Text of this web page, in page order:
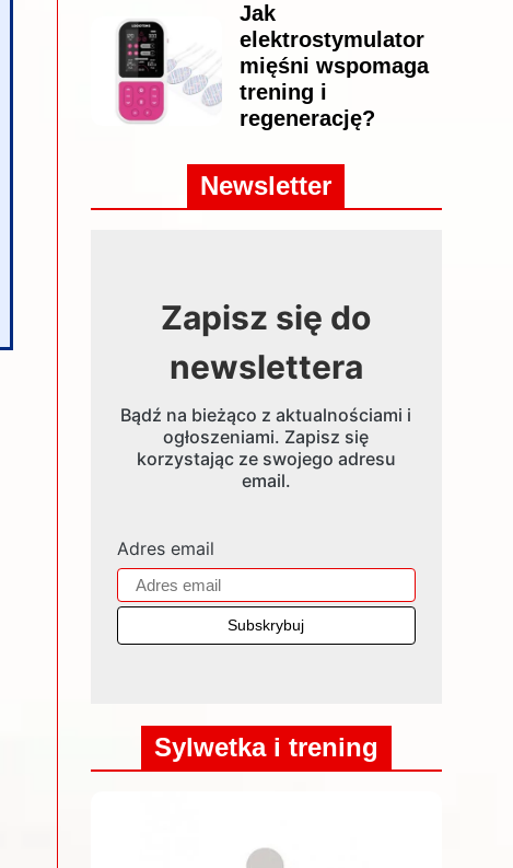
Jak
elektrostymulator
mięśni wspomaga
trening i
regenerację?
Newsletter
Zapisz się do
newslettera
Bądź na bieżąco z aktualnościami i
ogłoszeniami. Zapisz się
korzystając ze swojego adresu
email.
Adres email
Sylwetka i trening